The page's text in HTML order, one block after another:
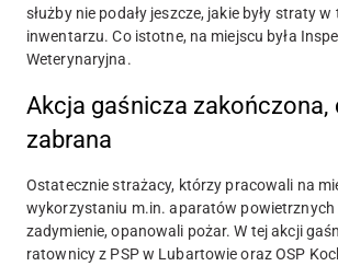
służby nie podały jeszcze, jakie były straty
inwentarzu. Co istotne, na miejscu była
Weterynaryjna.
Akcja gaśnicza zakończona,
zabrana
Ostatecznie strażacy, którzy pracowali na
wykorzystaniu m.in. aparatów powietrznych
zadymienie, opanowali pożar. W tej akcji
ratownicy z PSP w Lubartowie oraz OSP